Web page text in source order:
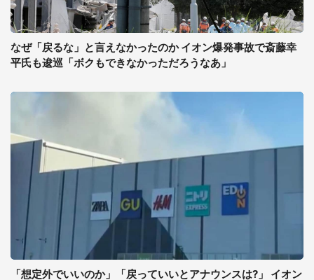
なぜ「戻るな」と言えなかったのか イオン爆発事故で斎藤幸
平氏も逡巡「ボクもできなかっただろうなあ」
「想定外でいいのか」「戻っていいとアナウンスは?」 イオン